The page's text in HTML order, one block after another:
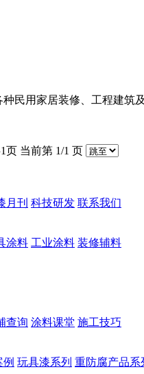
民用家居装修、工程建
页 当前第 1/1 页
月刊 科技研发 联系我们
涂料 工业涂料 装修辅料
查询 涂料课堂 施工技巧
例 玩具漆系列 重防腐产品系